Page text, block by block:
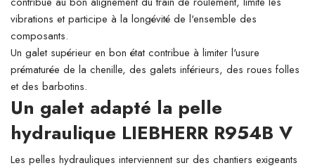
vibrations et participe à la longévité de l'ensemble des
composants.
Un galet supérieur en bon état contribue à limiter l'usure
prématurée de la chenille, des galets inférieurs, des roues folles
et des barbotins.
Un galet adapté la pelle
hydraulique LIEBHERR R954B V
Les pelles hydrauliques interviennent sur des chantiers exigeants